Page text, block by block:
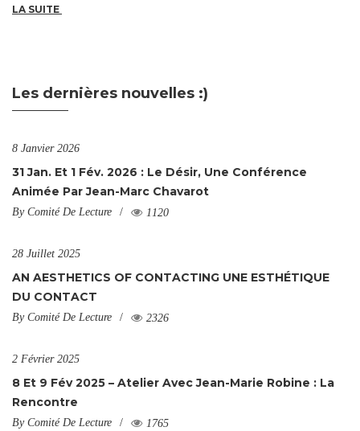
LA SUITE
Les dernières nouvelles :)
8 Janvier 2026
31 Jan. Et 1 Fév. 2026 : Le Désir, Une Conférence
Animée Par Jean-Marc Chavarot
By Comité De Lecture 1120
28 Juillet 2025
AN AESTHETICS OF CONTACTING UNE ESTHÉTIQUE
DU CONTACT
By Comité De Lecture 2326
2 Février 2025
8 Et 9 Fév 2025 – Atelier Avec Jean-Marie Robine : La
Rencontre
By Comité De Lecture 1765